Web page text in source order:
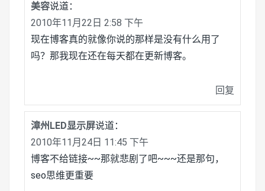
美容说道：
2010年11月22日 2:58 下午
现在博客真的就像你说的那样是没有什么用了
吗？那我现在还在每天都在更新博客。
回复
漳州LED显示屏说道：
2010年11月24日 11:45 下午
博客不给链接~~那就悲剧了吧~~~还是那句，
seo思维更重要